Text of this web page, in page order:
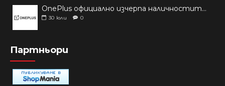
OnePlus официално изчерпа наличностите си от телефони на основни пазари
30 юли 0
Партньори